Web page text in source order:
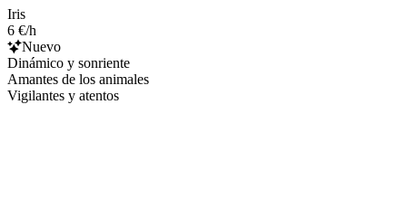
Iris
6 €/h
Nuevo
Dinámico y sonriente
Amantes de los animales
Vigilantes y atentos